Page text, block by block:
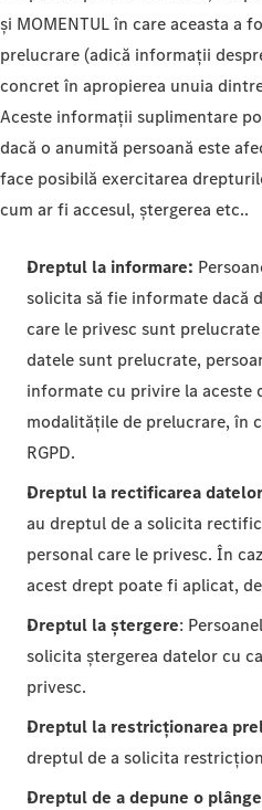
și MOMENTUL în care aceasta a
prelucrare (adică informații
concret în apropierea unuia
Aceste informații suplimentare
dacă o anumită persoană este
face posibilă exercitarea
cum ar fi accesul, ștergerea etc..
Dreptul la informare:
solicita să fie informate dacă
care le privesc sunt
datele sunt prelucrate,
informate cu privire la aceste
modalitățile de prelucrare, în
RGPD.
Dreptul la rectificarea
au dreptul de a solicita
personal care le privesc. În
acest drept poate fi aplicat,
Dreptul la ștergere:
solicita ștergerea datelor cu
privesc.
Dreptul la restricționarea
dreptul de a solicita
Dreptul de a depune o